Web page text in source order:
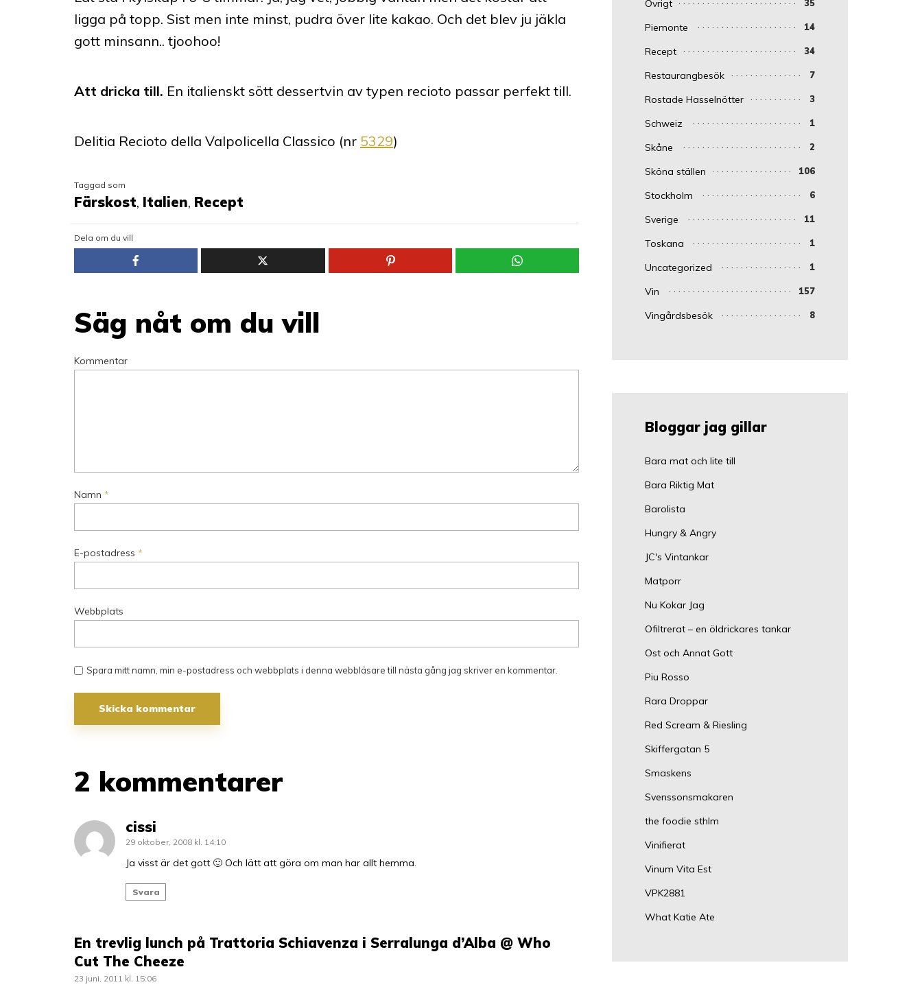
ligga på topp. Sist men inte minst, pudra över lite kakao. Och det blev ju jäkla
gott minsann.. tjoohoo!
Att dricka till. En italienskt sött dessertvin av typen recioto passar perfekt till.
Delitia Recioto della Valpolicella Classico (nr 5329)
Taggad som
Färskost, Italien, Recept
Dela om du vill
Säg nåt om du vill
Kommentar
Namn *
E-postadress *
Webbplats
Spara mitt namn, min e-postadress och webbplats i denna webbläsare till nästa gång jag skriver en kommentar.
2 kommentarer
cissi
29 oktober, 2008 kl. 14:10
Ja visst är det gott 🙂 Och lätt att göra om man har allt hemma.
Svara
En trevlig lunch på Trattoria Schiavenza i Serralunga d’Alba @ Who
Cut The Cheeze
23 juni, 2011 kl. 15:06
Övrigt 35
Piemonte 14
Recept 34
Restaurangbesök 7
Rostade Hasselnötter 3
Schweiz 1
Skåne 2
Sköna ställen 106
Stockholm 6
Sverige 11
Toskana 1
Uncategorized 1
Vin 157
Vingårdsbesök 8
Bloggar jag gillar
Bara mat och lite till
Bara Riktig Mat
Barolista
Hungry & Angry
JC's Vintankar
Matporr
Nu Kokar Jag
Ofiltrerat – en öldrickares tankar
Ost och Annat Gott
Piu Rosso
Rara Droppar
Red Scream & Riesling
Skiffergatan 5
Smaskens
Svenssonsmakaren
the foodie sthlm
Vinifierat
Vinum Vita Est
VPK2881
What Katie Ate